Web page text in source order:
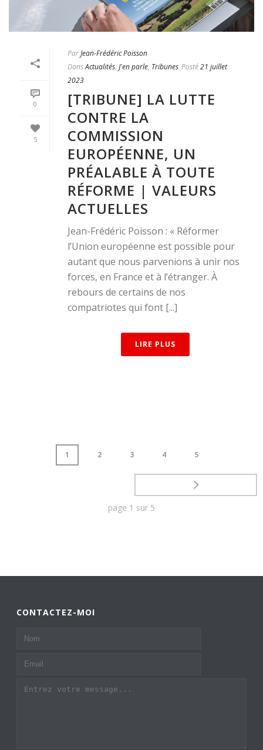
0
5
ParJean-Frédéric Poisson
DansActualités, J'en parle, Tribunes Posté21 juillet
2023
[TRIBUNE] LA LUTTE
CONTRE LA
COMMISSION
EUROPÉENNE, UN
PRÉALABLE À TOUTE
RÉFORME | VALEURS
ACTUELLES
Jean-Frédéric Poisson : « Réformer
l’Union européenne est possible pour
autant que nous parvenions à unir nos
forces, en France et à l’étranger. À
rebours de certains de nos
compatriotes qui font [...]
LIRE PLUS
1 2 3 4 5
page 1 sur 5
CONTACTEZ-MOI